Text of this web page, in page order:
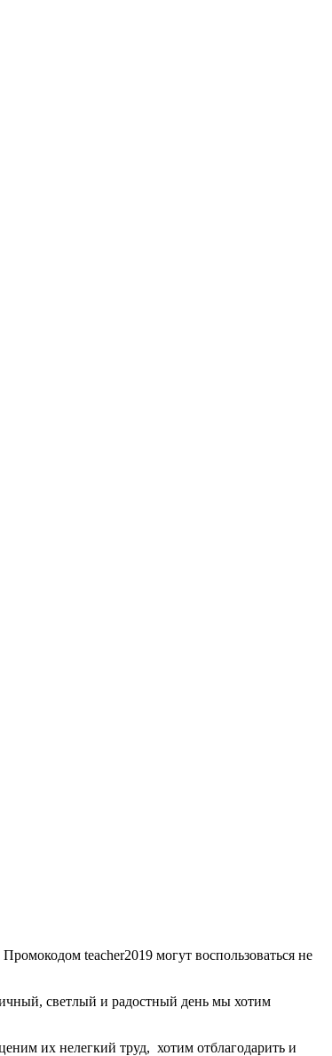
teacher2019 могут воспользоваться не
светлый и радостный день мы хотим
их нелегкий труд, хотим отблагодарить и